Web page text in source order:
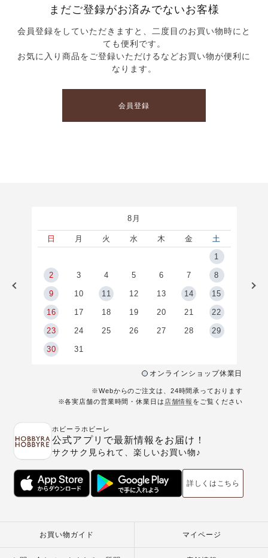
まだご登録がお済みでないお客様
会員登録をしていただきますと、二度目のお買い物時にと
ても便利です。
お気に入り商品をご登録いただけるなどお買い物が便利に
なります。
会員登録
8月
日 月 火 水 木 金
土
1
2 3 4 5 6 7 8
9 10 11 12 13 14 15
16 17 18 19 20 21 22
23 24 25 26 27 28 29
30 31
オンラインショップ休業日
※Webからのご注文は、24時間承っております
※各実店舗の営業時間・休業日は 店舗情報 をご覧ください
ホビーラホビーレ
公式アプリで最新情報をお届け！
サクサク見られて、楽しいお買い物♪
詳しくはこちら
お買い物ガイド マイページ